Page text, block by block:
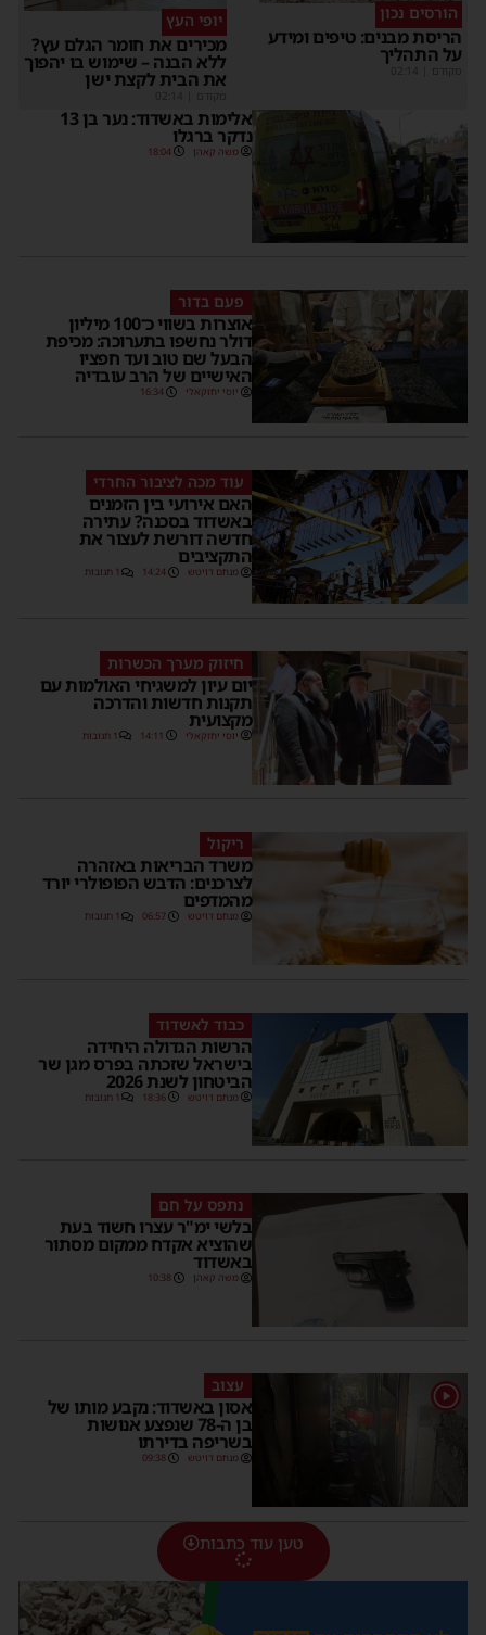
הורסים נכון
הריסת מבנים: טיפים ומידע
על התהליך
מקודם
יופי העץ
מכירים את חומר הגלם עץ?
ללא הבנה – שימוש בו יהפוך
את הבית לקצת ישן
מקודם
אלימות באשדוד: נער בן 13
נדקר ברגלו
משה קאהן 18:04
פעם בדור
אוצרות בשווי כ־100 מיליון
דולר נחשפו בתערוכה: מכיפת
הבעל שם טוב ועד חפציו
האישיים של הרב עובדיה
יוסי יחזקאלי 16:34
עוד מכה לציבור החרדי
האם אירועי בין הזמנים
באשדוד בסכנה? עתירה
חדשה דורשת לעצור את
התקציבים
מנחם דויטש 14:24 1 תגובות
חיזוק מערך הכשרות
יום עיון למשגיחי האולמות עם
תקנות חדשות והדרכה
מקצועית
יוסי יחזקאלי 14:11 1 תגובות
ריקול
משרד הבריאות באזהרה
לצרכנים: הדבש הפופולרי יורד
מהמדפים
מנחם דויטש 06:57 1 תגובות
כבוד לאשדוד
הרשות הגדולה היחידה
בישראל שזכתה בפרס מגן שר
הביטחון לשנת 2026
מנחם דויטש 18:36 1 תגובות
נתפס על חם
בלשי ימ"ר עצרו חשוד בעת
שהוציא אקדח ממקום מסתור
באשדוד
משה קאהן 10:38
1 עצוב
אסון באשדוד: נקבע מותו של
בן ה-78 שנפצע אנושות
בשריפה בדירתו
מנחם דויטש 09:38
טען עוד כתבות